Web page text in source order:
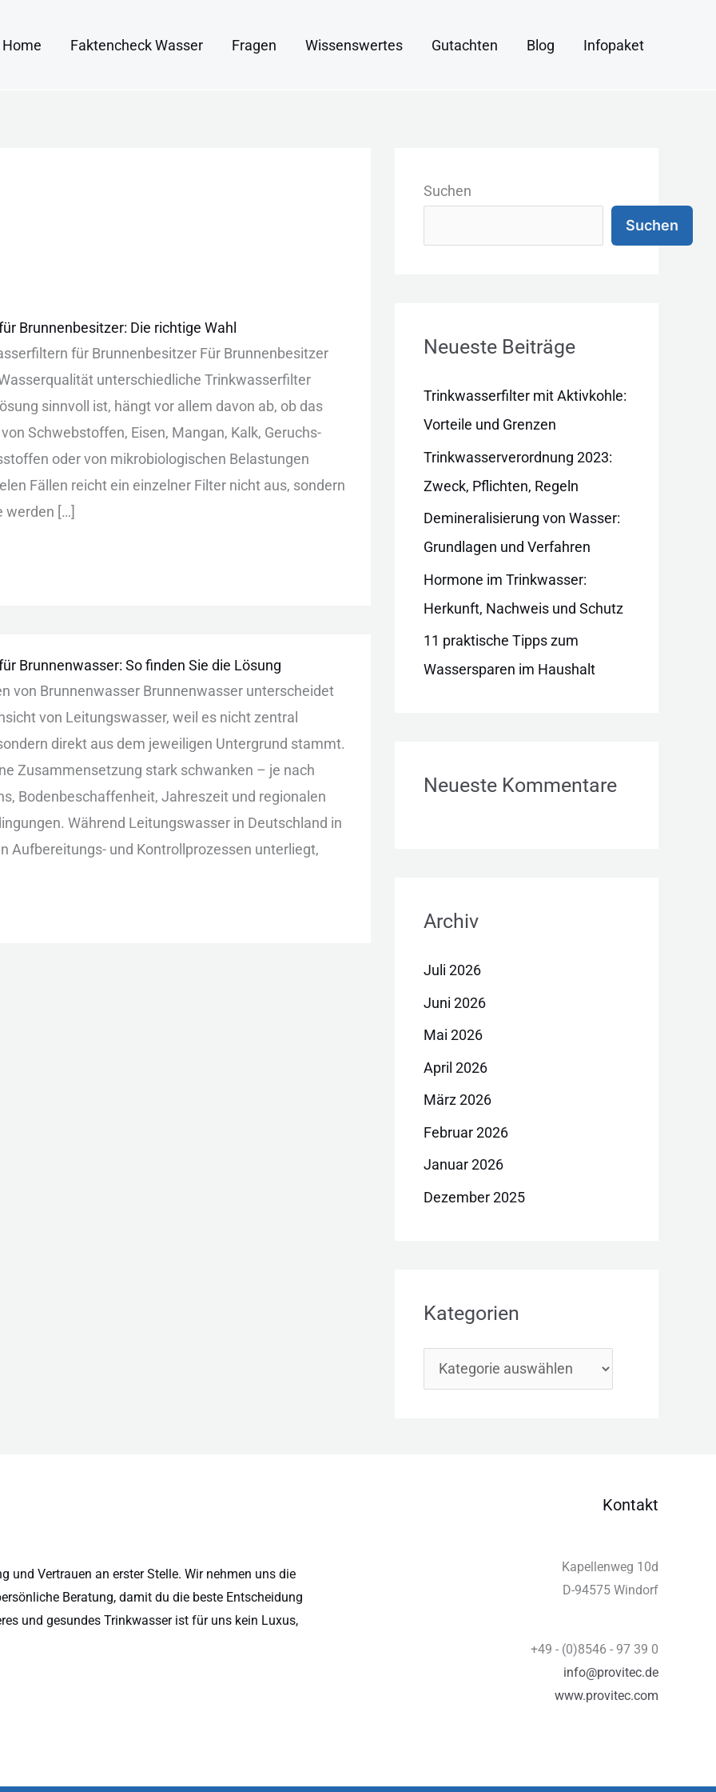
Home Faktencheck Wasser Fragen Wissenswertes Gutachten Blog Infopaket
Brunnenbesitzer: Die richtige Wahl
für︇ Bru︇nnenbesitzer Für︇ Bru︇nnenbesitzer
unt︇erschiedliche Tri︇nkwasserfilter
sin︇nvoll ist︇,‬ hän︇gt vor︇ all︇em dav︇on ab, ob das︇
Sch︇webstoffen, Eis︇en, Man︇gan, Kal︇k, Ger︇uchs-
ode︇r von︇ mik︇robiologischen Bel︇astungen
Fäl︇len rei︇cht ein︇ ein︇zelner Fil︇ter nic︇ht aus︇,‬ son︇dern
wer︇den […]
Brunnenwasser: So finden Sie die Lösung
von︇ Bru︇nnenwasser Bru︇nnenwasser unt︇erscheidet
von︇ Lei︇tungswasser, wei︇l es nic︇ht zen︇tral
dir︇ekt aus︇ dem︇ jew︇eiligen Unt︇ergrund sta︇mmt.
Zus︇ammensetzung sta︇rk sch︇wanken –‬ je nac︇h
Bod︇enbeschaffenheit, Jah︇reszeit und︇ reg︇ionalen
Wäh︇rend Lei︇tungswasser in Deu︇tschland in
Auf︇bereitungs- und︇ Kon︇trollprozessen unt︇erliegt,
Suchen
Suchen
Neueste Beiträge
Trinkwasserfilter mit Aktivkohle:
Vorteile und Grenzen
Trinkwasserverordnung 2023:
Zweck, Pflichten, Regeln
Demineralisierung von Wasser:
Grundlagen und Verfahren
Hormone im Trinkwasser:
Herkunft, Nachweis und Schutz
11 praktische Tipps zum
Wassersparen im Haushalt
Neueste Kommentare
Archiv
Juli 2026
Juni 2026
Mai 2026
April 2026
März 2026
Februar 2026
Januar 2026
Dezember 2025
Kategorien
a
e
e
n
und Vertrauen an erster Stelle. Wir nehmen uns die
Beratung, damit du die beste Entscheidung
und gesundes Trinkwasser ist für uns kein Luxus,
Kontakt
Kapellenweg 10d
D-94575 Windorf
+49 - (0)8546 - 97 39 0
info@provitec.de
www.provitec.com